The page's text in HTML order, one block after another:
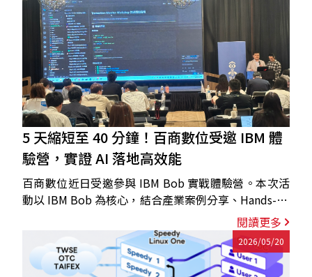
5 天縮短至 40 分鐘！百商數位受邀 IBM 體
驗營，實證 AI 落地高效能
百商數位近日受邀參與 IBM Bob 實戰體驗營。本次活
動以 IBM Bob 為核心，結合產業案例分享、Hands-on
實作與 Bobathon 團隊共創挑戰，深入探索 AI 工具如
何協助企業開發團隊提升效率，並加速技術從概念驗證
走向實際應用。
閱讀更多
2026/05/20